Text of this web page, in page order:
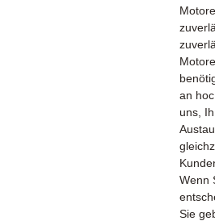
an
uns,
Wenn
Sie